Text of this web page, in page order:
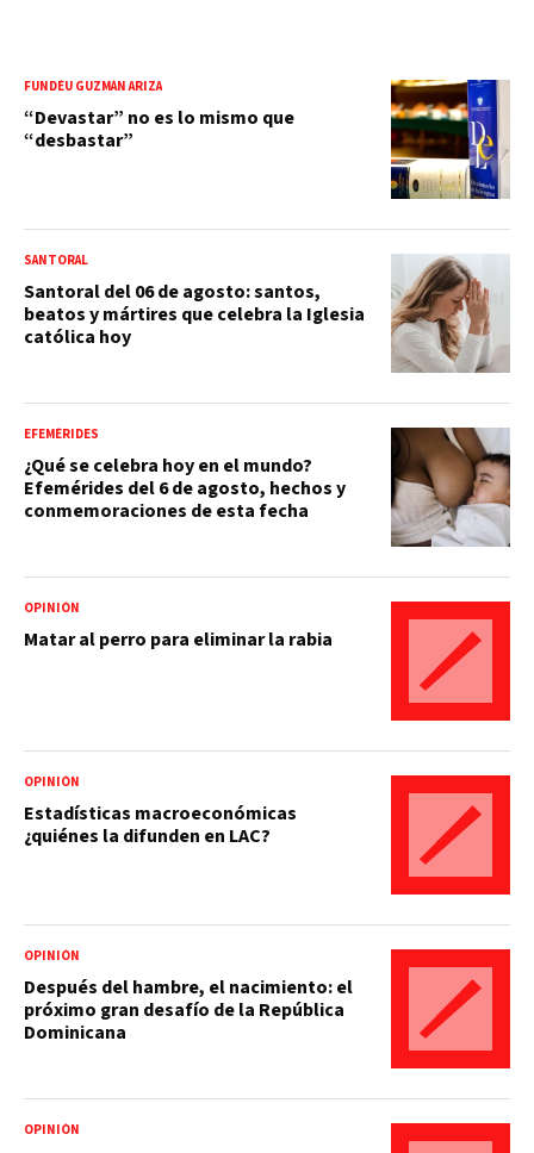
FUNDÉU GUZMÁN ARIZA
“Devastar” no es lo mismo que
“desbastar”
SANTORAL
Santoral del 06 de agosto: santos,
beatos y mártires que celebra la Iglesia
católica hoy
EFEMÉRIDES
¿Qué se celebra hoy en el mundo?
Efemérides del 6 de agosto, hechos y
conmemoraciones de esta fecha
OPINIÓN
Matar al perro para eliminar la rabia
OPINIÓN
Estadísticas macroeconómicas
¿quiénes la difunden en LAC?
OPINIÓN
Después del hambre, el nacimiento: el
próximo gran desafío de la República
Dominicana
OPINIÓN